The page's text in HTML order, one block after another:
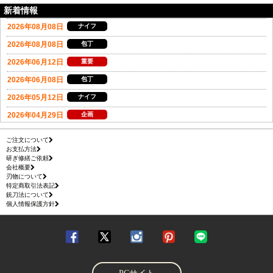
新着情報
ご注文について
お支払方法
研ぎ修繕ご依頼
会社概要
刃物について
特定商取引法表記
銃刀法について
個人情報保護方針